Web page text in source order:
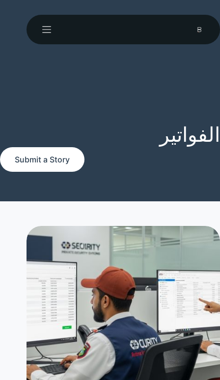
الفواتير
Submit a Story